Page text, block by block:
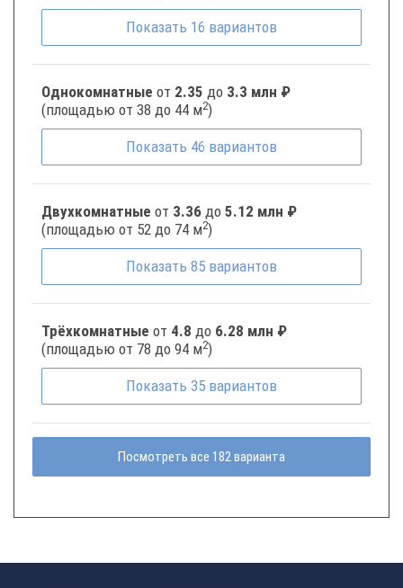
Показать 16 вариантов
Однокомнатные от 2.35 до 3.3 млн ₽
(площадью от 38 до 44 м2)
Показать 46 вариантов
Двухкомнатные от 3.36 до 5.12 млн ₽
(площадью от 52 до 74 м2)
Показать 85 вариантов
Трёхкомнатные от 4.8 до 6.28 млн ₽
(площадью от 78 до 94 м2)
Показать 35 вариантов
Посмотреть все 182 варианта